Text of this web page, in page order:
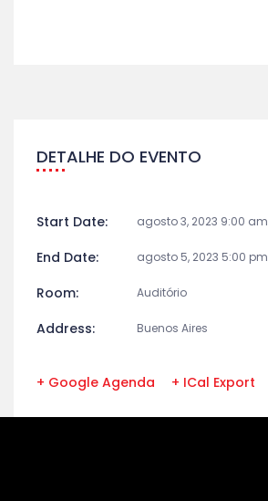
DETALHE DO EVENTO
Start Date: agosto 3, 2023 9:00 am
End Date: agosto 5, 2023 5:00 pm
Room: Auditório
Address: Buenos Aires
+ Google Agenda + ICal Export